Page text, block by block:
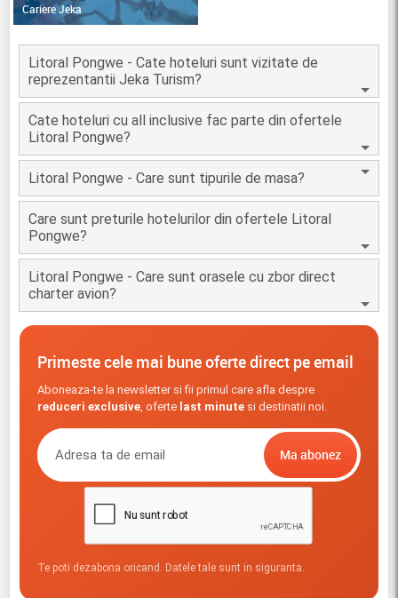
Cariere Jeka
Litoral Pongwe - Cate hoteluri sunt vizitate de
reprezentantii Jeka Turism?
Cate hoteluri cu all inclusive fac parte din ofertele
Litoral Pongwe?
Litoral Pongwe - Care sunt tipurile de masa?
Care sunt preturile hotelurilor din ofertele Litoral
Pongwe?
Litoral Pongwe - Care sunt orasele cu zbor direct
charter avion?
Primeste cele mai bune oferte direct pe email
Aboneaza-te la newsletter si fii primul care afla despre
reduceri exclusive, oferte last minutesi destinatii noi.
Te poti dezabona oricand. Datele tale sunt in siguranta.